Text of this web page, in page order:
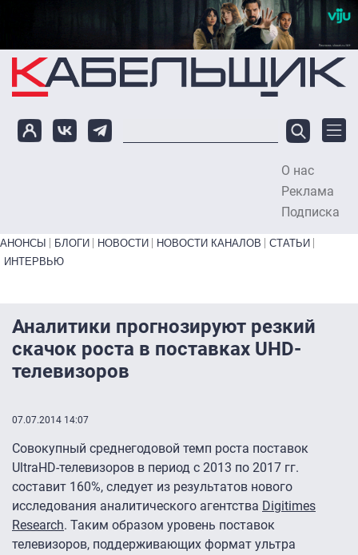
Перейти к основному содержанию
О нас
Реклама
Подписка
Primary links bottom
АНОНСЫ БЛОГИ НОВОСТИ НОВОСТИ КАНАЛОВ
СТАТЬИ
ИНТЕРВЬЮ
Аналитики прогнозируют резкий
скачок роста в поставках UHD-
телевизоров
07.07.2014 14:07
Совокупный среднегодовой темп роста поставок
UltraHD-телевизоров в период с 2013 по 2017 гг.
составит 160%, следует из результатов нового
исследования аналитического агентства Digitimes
Research. Таким образом уровень поставок
телевизоров, поддерживающих формат ультра